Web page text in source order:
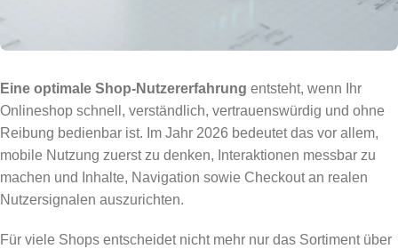
Eine optimale Shop-Nutzererfahrung entsteht, wenn Ihr
Onlineshop schnell, verständlich, vertrauenswürdig und ohne
Reibung bedienbar ist. Im Jahr 2026 bedeutet das vor allem,
mobile Nutzung zuerst zu denken, Interaktionen messbar zu
machen und Inhalte, Navigation sowie Checkout an realen
Nutzersignalen auszurichten.
Für viele Shops entscheidet nicht mehr nur das Sortiment über